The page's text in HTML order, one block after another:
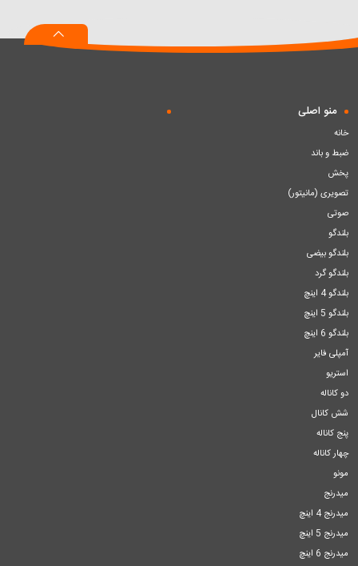
سبد
منو اصلی
خانه
ضبط و باند
پخش
تصویری (مانیتور)
صوتی
بلندگو
بلندگو بیضی
بلندگو گرد
بلندگو 4 اینچ
بلندگو 5 اینچ
بلندگو 6 اینچ
آمپلی فایر
استریو
دو کاناله
شش کانال
پنج کاناله
چهار کاناله
مونو
میدرنج
میدرنج 4 اینچ
میدرنج 5 اینچ
میدرنج 6 اینچ